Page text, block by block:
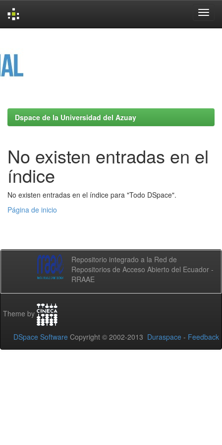
Dspace de la Universidad del Azuay
No existen entradas en el
índice
No existen entradas en el índice para "Todo DSpace".
Página de inicio
Repositorio integrado a la Red de
Repositorios de Acceso Abierto del Ecuador -
RRAAE
Theme by
DSpace Software Copyright © 2002-2013 Duraspace - Feedback